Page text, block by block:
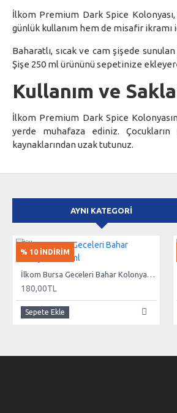
İlkom Premium Dark Spice
günlük kullanım hem de misafir ikramı
Baharatlı, sıcak ve cam şişede
Şişe 250 ml ürününü sepetinize
Kullanım ve
İlkom Premium Dark Spice
yerde muhafaza ediniz. Çocukların
kaynaklarından uzak tutunuz.
AYNI KATEGORI
% 10 İNDİRİM
İlkom Bursa Geceleri Bahar Kolonyası 260 ml
180,00TL
Sepete Ekle